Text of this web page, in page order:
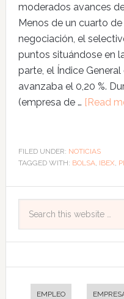
moderados avances
Menos de un cuarto
negociación, el
puntos situándose en
parte, el Índice
avanzaba el 0,20 %.
(empresa de … [Read
FILED UNDER: NOTICIAS
TAGGED WITH: BOLSA, IBEX
EMPLEO